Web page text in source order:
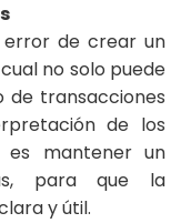
error de crear un
no solo puede
transacciones
de los
es mantener un
para que la
y útil.